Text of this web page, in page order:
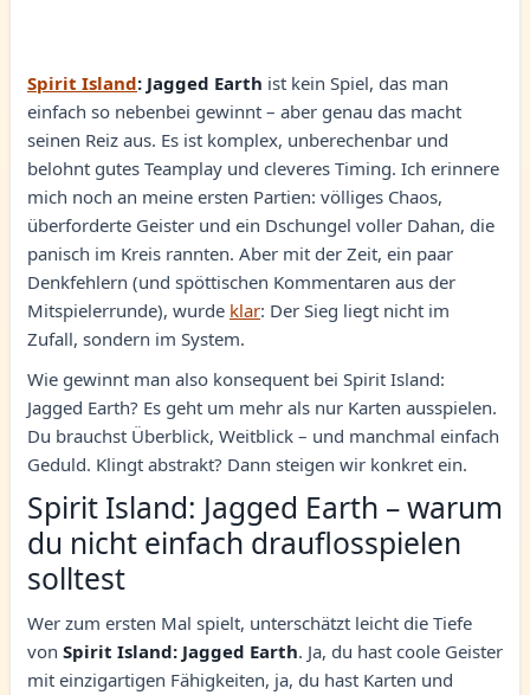
Spirit Island: Jagged Earth ist kein Spiel, das man
einfach so nebenbei gewinnt – aber genau das macht
seinen Reiz aus. Es ist komplex, unberechenbar und
belohnt gutes Teamplay und cleveres Timing. Ich erinnere
mich noch an meine ersten Partien: völliges Chaos,
überforderte Geister und ein Dschungel voller Dahan, die
panisch im Kreis rannten. Aber mit der Zeit, ein paar
Denkfehlern (und spöttischen Kommentaren aus der
Mitspielerrunde), wurde klar: Der Sieg liegt nicht im
Zufall, sondern im System.
Wie gewinnt man also konsequent bei Spirit Island:
Jagged Earth? Es geht um mehr als nur Karten ausspielen.
Du brauchst Überblick, Weitblick – und manchmal einfach
Geduld. Klingt abstrakt? Dann steigen wir konkret ein.
Spirit Island: Jagged Earth – warum
du nicht einfach drauflosspielen
solltest
Wer zum ersten Mal spielt, unterschätzt leicht die Tiefe
von Spirit Island: Jagged Earth. Ja, du hast coole Geister
mit einzigartigen Fähigkeiten, ja, du hast Karten und